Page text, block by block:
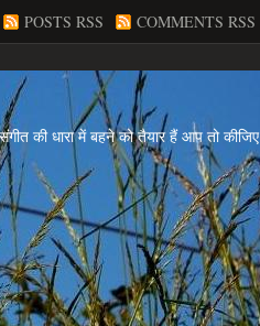
POSTS RSS COMMENTS RSS
की धारा में बहने को तैयार हैं आप तो कीजिए